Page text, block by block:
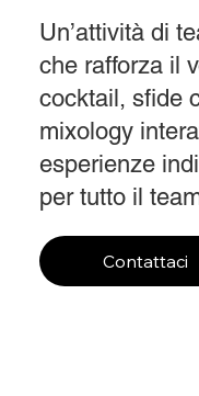
Un’attività di
che rafforza il
cocktail, sfide
mixology
esperienze
per tutto il
Contattaci